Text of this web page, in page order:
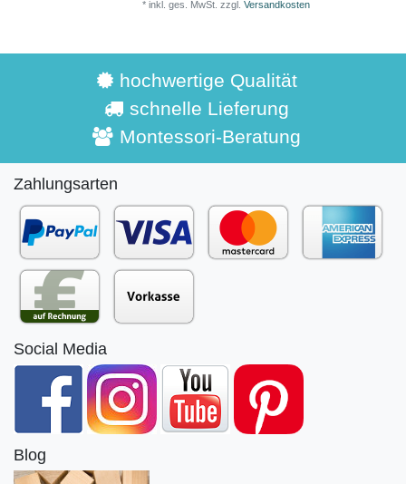
*inkl. ges. MwSt. zzgl.Versandkosten
hochwertige Qualität
schnelle Lieferung
Montessori-Beratung
Zahlungsarten
Social Media
Blog